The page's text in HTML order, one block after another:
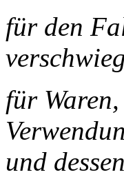
für den
für
und